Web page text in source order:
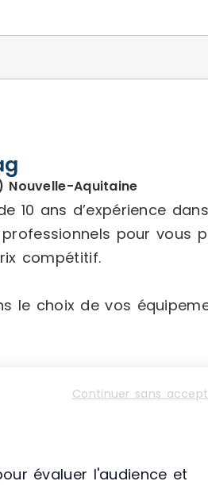
Nouvelle-Aquitaine
10 ans d’expérience
pour vous
compétitif.
le choix de vos
robustes, portillons
rayonnages
qu’une large gamme
porte-étiquettes,
Continuer sans
évaluer l'audience et